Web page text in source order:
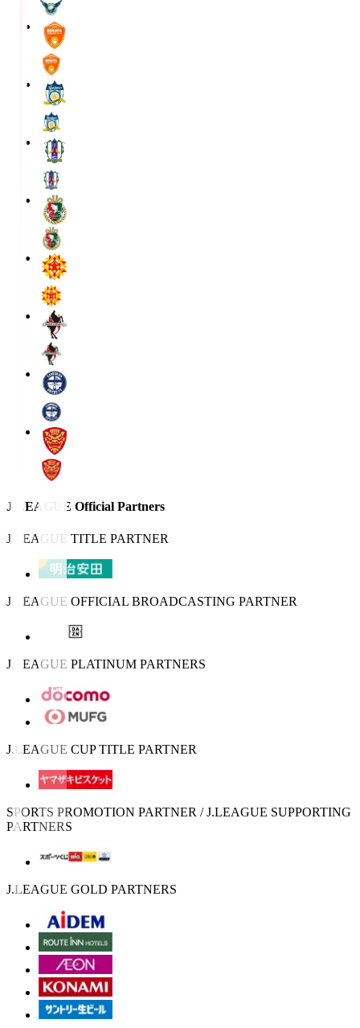
J.LEAGUE Official Partners
J.LEAGUE TITLE PARTNER
J.LEAGUE OFFICIAL BROADCASTING PARTNER
J.LEAGUE PLATINUM PARTNERS
J.LEAGUE CUP TITLE PARTNER
SPORTS PROMOTION PARTNER / J.LEAGUE SUPPORTING
PARTNERS
J.LEAGUE GOLD PARTNERS